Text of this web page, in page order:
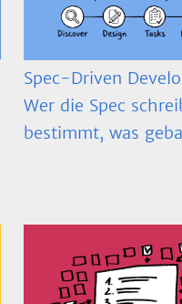
Spec-Driven
Wer die Spec
bestimmt, was